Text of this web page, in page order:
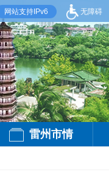
间天气】今晚到明天白天，多
网站支持IPv6 无障碍
雷州市情